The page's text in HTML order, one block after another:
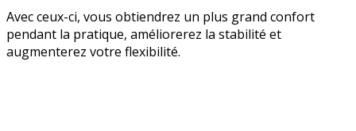
Avec ceux-ci, vous obtiendrez un plus grand confort
pendant la pratique, améliorerez la stabilité et
augmenterez votre flexibilité.